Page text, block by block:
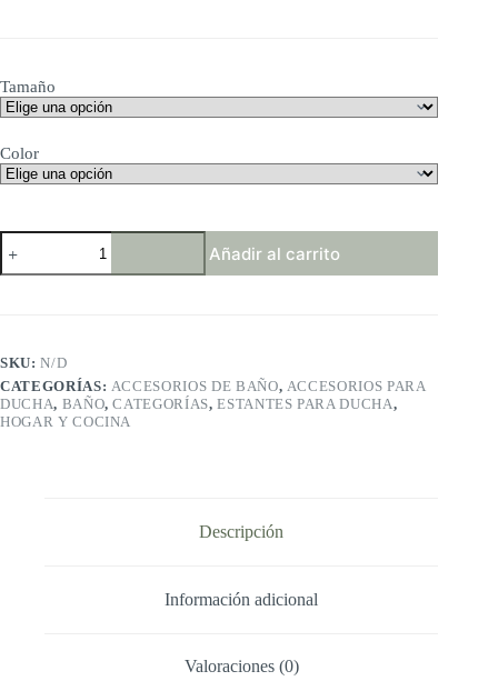
Tamaño
Color
SAYAYO
Estanteria
Baño
cantidad
Añadir al carrito
SKU:N/D
CATEGORÍAS: ACCESORIOS DE BAÑO, ACCESORIOS PARA
DUCHA, BAÑO,CATEGORÍAS,ESTANTES PARA DUCHA,
HOGAR Y COCINA
Descripción
Información adicional
Valoraciones (0)